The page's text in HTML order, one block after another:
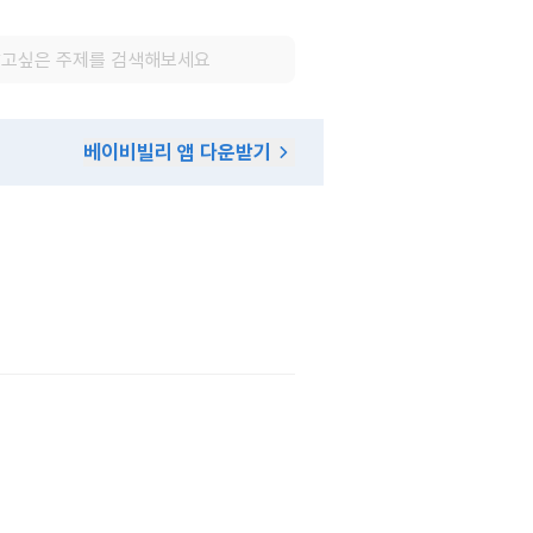
베이비빌리 앱 다운받기